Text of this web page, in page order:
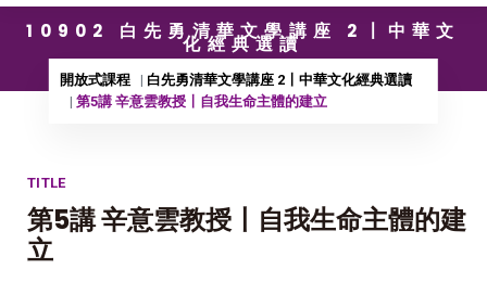
10902 白先勇清華文學講座 2〡中華文
化經典選讀
開放式課程
白先勇清華文學講座 2〡中華文化經典選讀
第5講 辛意雲教授〡自我生命主體的建立
TITLE
第5講 辛意雲教授〡自我生命主體的建
立